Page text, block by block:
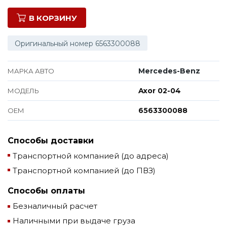
В КОРЗИНУ
Оригинальный номер 6563300088
МАРКА АВТО Mercedes-Benz
МОДЕЛЬ Axor 02-04
ОЕМ 6563300088
Способы доставки
Транспортной компанией (до адреса)
Транспортной компанией (до ПВЗ)
Способы оплаты
Безналичный расчет
Наличными при выдаче груза